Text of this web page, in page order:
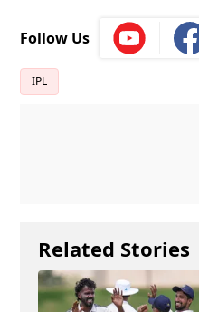
Follow Us
IPL
Related Stories